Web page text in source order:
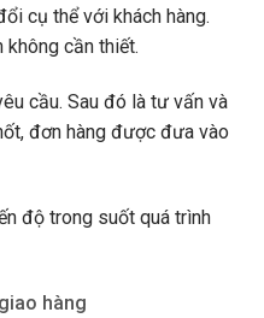
cụ thể với khách hàng.
không cần thiết.
cầu. Sau đó là tư vấn và
đơn hàng được đưa vào
độ trong suốt quá trình
hàng